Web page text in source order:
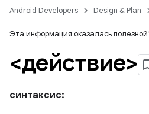
Android Developers Design & Plan
Эта информация оказалась
<действие>
синтаксис: